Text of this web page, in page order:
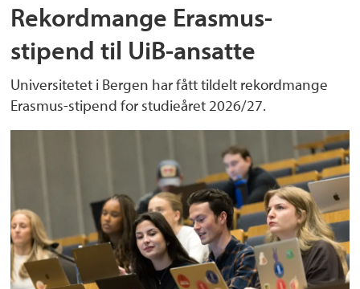
Rekordmange Erasmus-
stipend til UiB-ansatte
Universitetet i Bergen har fått tildelt rekordmange
Erasmus-stipend for studieåret 2026/27.